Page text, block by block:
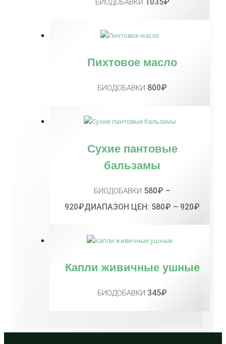
БИОДОБАВКИ
Пихтовое масло
БИОДОБАВКИ 800₽
Сухие пантовые
бальзамы
БИОДОБАВКИ 580₽ –
920₽ДИАПАЗОН ЦЕН: 580₽ – 920₽
Капли живичные ушные
БИОДОБАВКИ 345₽